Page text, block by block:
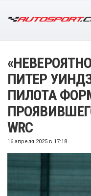
ПИТЕР
ПИЛОТА
WRC
16 апреля 2025 в 17:18